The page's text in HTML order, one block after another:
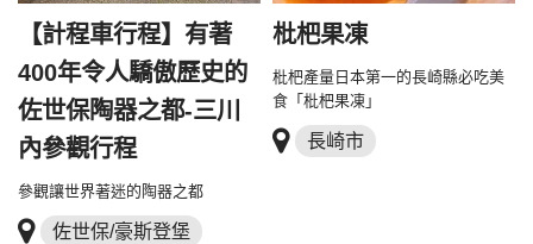
【計程車行程】有著
400年令人驕傲歷史的
佐世保陶器之都-三川
內參觀行程
參觀讓世界著迷的陶器之都
佐世保/豪斯登堡
枇杷果凍
枇杷產量日本第一的長崎縣必吃美
食「枇杷果凍」
長崎市